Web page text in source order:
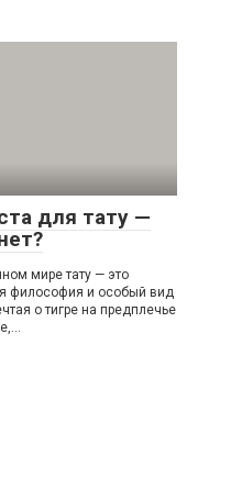
для тату —
мире тату — это
философия и особый вид
о тигре на предплечье